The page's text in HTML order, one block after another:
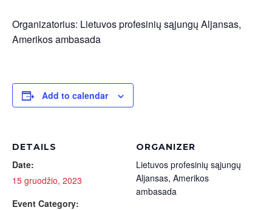
Organizatorius: Lietuvos profesinių sąjungų Aljansas,
Amerikos ambasada
Add to calendar
DETAILS
Date:
15 gruodžio, 2023
Event Category:
ORGANIZER
Lietuvos profesinių sąjungų
Aljansas, Amerikos
ambasada